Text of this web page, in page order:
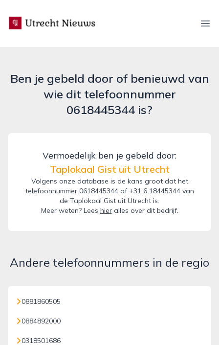
utrecht-nieuws.nl
Ben je gebeld door of benieuwd van
wie dit telefoonnummer
0618445344 is?
Vermoedelijk ben je gebeld door:
Taplokaal Gist uit Utrecht
Volgens onze database is de kans groot dat het
telefoonnummer 0618445344 of +31 6 18445344 van
de Taplokaal Gist uit Utrecht is.
Meer weten? Lees hieralles over dit bedrijf.
Andere telefoonnummers in de regio
0881860505
0884892000
0318501686